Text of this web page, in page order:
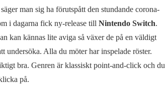
man sig ha förutspått den stundande corona-
i dagarna fick ny-release till Nintendo Switch.
kan kännas lite aviga så växer de på en väldigt
undersöka. Alla du möter har inspelade röster.
bra. Genren är klassiskt point-and-click och du
på.